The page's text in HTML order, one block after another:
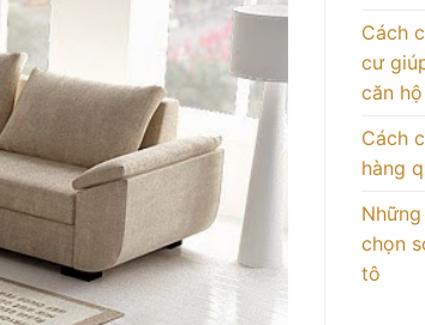
Cách
cư
căn hộ
Cách
hàng
chọn
tô